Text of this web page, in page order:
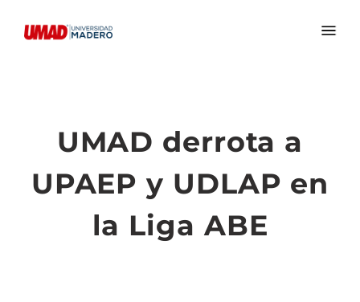
UMAD derrota a
UPAEP y UDLAP en
la Liga ABE